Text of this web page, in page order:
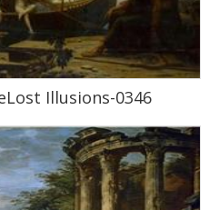
Illusions-0346